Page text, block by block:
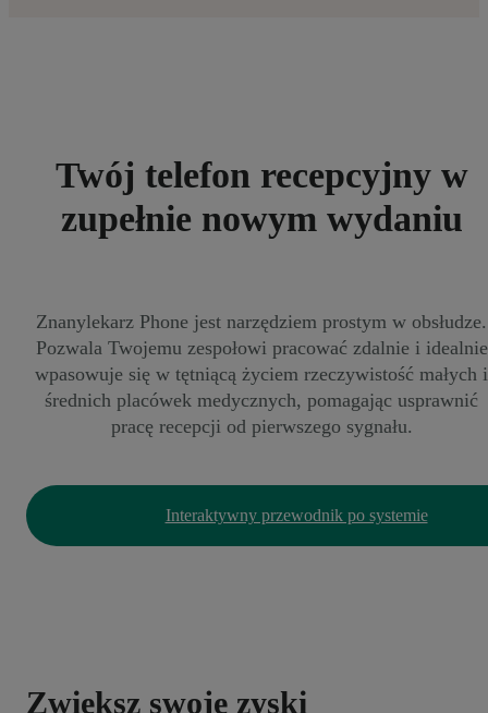
Twój telefon recepcyjny w
zupełnie nowym wydaniu
Znanylekarz Phone jest narzędziem prostym w obsłudze.
Pozwala Twojemu zespołowi pracować zdalnie i idealnie
wpasowuje się w tętniącą życiem rzeczywistość małych i
średnich placówek medycznych, pomagając usprawnić
pracę recepcji od pierwszego sygnału.
Interaktywny przewodnik po systemie
Zwiększ swoje zyski